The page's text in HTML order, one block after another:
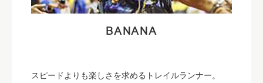
BANANA
スピードよりも楽しさを求めるトレイルランナー。